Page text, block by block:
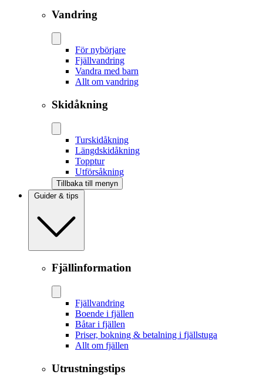
Vandring
För nybörjare
Fjällvandring
Vandra med barn
Allt om vandring
Skidåkning
Tur­skidåkning
Längd­skidåkning
Topptur
Utförsåkning
Tillbaka till menyn
Guider & tips
Fjällinformation
Fjällvandring
Boende i fjällen
Båtar i fjällen
Priser, bokning & betalning i fjällstuga
Allt om fjällen
Utrustningstips